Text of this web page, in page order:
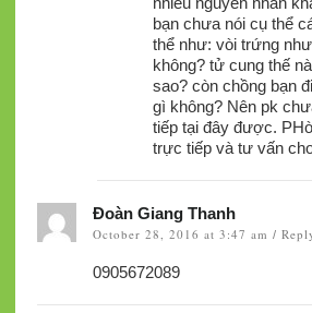
bạn chưa nói cụ thể
thể như: vòi trứng
không? tử cung thế
sao? còn chồng bạn
gì không? Nên pk
tiếp tại đây được.
trực tiếp và tư vấn
Đoàn Giang Thanh
October 28, 2016 at 3:47 am /
0905672089